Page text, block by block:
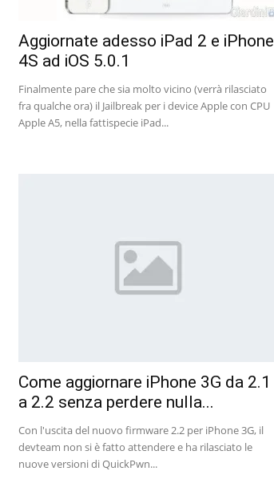
Aggiornate adesso iPad 2 e iPhone
4S ad iOS 5.0.1
Finalmente pare che sia molto vicino (verrà rilasciato
fra qualche ora) il Jailbreak per i device Apple con CPU
Apple A5, nella fattispecie iPad...
Come aggiornare iPhone 3G da 2.1
a 2.2 senza perdere nulla...
Con l'uscita del nuovo firmware 2.2 per iPhone 3G, il
devteam non si è fatto attendere e ha rilasciato le
nuove versioni di QuickPwn...